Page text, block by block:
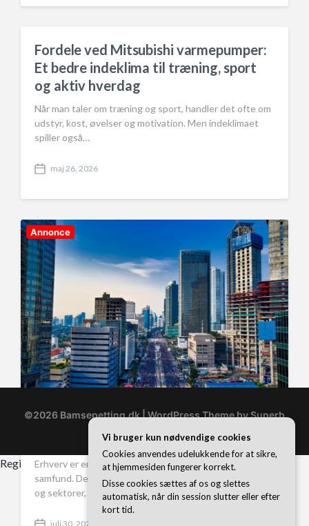
s
a
t
e
Fordele ved Mitsubishi varmepumper:
Et bedre indeklima til træning, sport
og aktiv hverdag
Når man taler om træning og sport, handler det ofte om
udstyr, kost, øvelser og motivation. Men indeklimaet
spiller også…
P
s
d
a
t
e
maj 26, 2026
Annonce
Erhverv i Danmark: En Nøgle til Vækst
og Udvikling
Erhverv er en central del af Danmarks økonomi og
samfund. Det dækker over mange forskellige industrier
og sektorer, som alle…
juli 30, 2025
©2026 Bamsepetting.dk| WordPress Theme bySuperb
Registreringsnummer 37 40 77 39
Vi bruger kun nødvendige cookies
Cookies anvendes udelukkende for at sikre,
at hjemmesiden fungerer korrekt.
Disse cookies sættes af os og slettes
automatisk, når din session slutter eller efter
kort tid.